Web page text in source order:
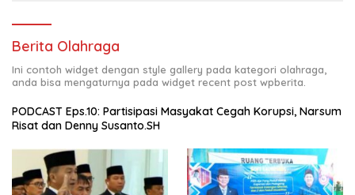
Berita Olahraga
Ini contoh widget dengan style gallery pada kategori olahraga,
anda bisa mengaturnya pada widget recent post wpberita.
PODCAST Eps.10: Partisipasi Masyakat Cegah Korupsi, Narsum
Risat dan Denny Susanto.SH